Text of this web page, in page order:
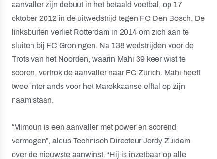
aanvaller zijn debuut in het betaald voetbal, op 17
oktober 2012 in de uitwedstrijd tegen FC Den Bosch. De
linksbuiten verliet Rotterdam in 2014 om zich aan te
sluiten bij FC Groningen. Na 138 wedstrijden voor de
Trots van het Noorden, waarin Mahi 39 keer wist te
scoren, vertrok de aanvaller naar FC Zürich. Mahi heeft
twee interlands voor het Marokkaanse elftal op zijn
naam staan.
“Mimoun is een aanvaller met power en scorend
vermogen”, aldus Technisch Directeur Jordy Zuidam
over de nieuwste aanwinst. “Hij is inzetbaar op alle